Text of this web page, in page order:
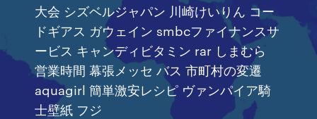
大会 シズベルジャパン 川崎けいりん コー
ドギアス ガウェイン smbcファイナンスサ
ービス キャンディビタミン rar しまむら
営業時間 幕張メッセ バス 市町村の変遷
aquagirl 簡単激安レシピ ヴァンパイア騎
士壁紙 フジ